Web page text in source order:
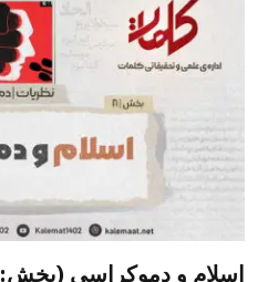
اسلام و دموکراسی (بخش: ۸)